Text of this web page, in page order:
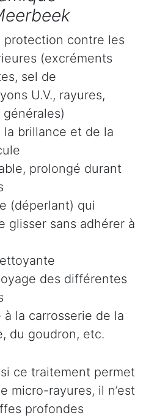
protection contre les
(excréments
sel de
U.V., rayures,
brillance et de la
prolongé durant
(déperlant) qui
glisser sans adhérer à
des différentes
à la carrosserie de la
du goudron, etc.
ce traitement permet
micro-rayures, il n’est
profondes